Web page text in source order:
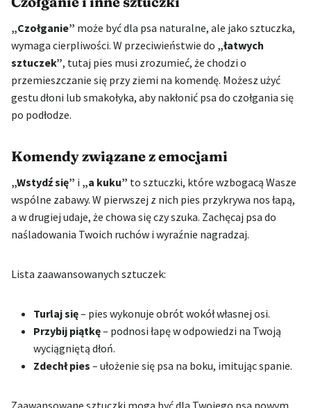
„Czołganie” może być dla psa naturalne, ale jako sztuczka,
wymaga cierpliwości. W przeciwieństwie do „łatwych
sztuczek”, tutaj pies musi zrozumieć, że chodzi o
przemieszczanie się przy ziemi na komendę. Możesz użyć
gestu dłoni lub smakołyka, aby nakłonić psa do czołgania się
po podłodze.
Komendy związane z emocjami
„Wstydź się” i „a kuku” to sztuczki, które wzbogacą Wasze
wspólne zabawy. W pierwszej z nich pies przykrywa nos łapą,
a w drugiej udaje, że chowa się czy szuka. Zachęcaj psa do
naśladowania Twoich ruchów i wyraźnie nagradzaj.
Lista zaawansowanych sztuczek:
Turlaj się– pies wykonuje obrót wokół własnej osi.
Przybij piątkę– podnosi łapę w odpowiedzi na Twoją
wyciągniętą dłoń.
Zdechł pies – ułożenie się psa na boku, imitując spanie.